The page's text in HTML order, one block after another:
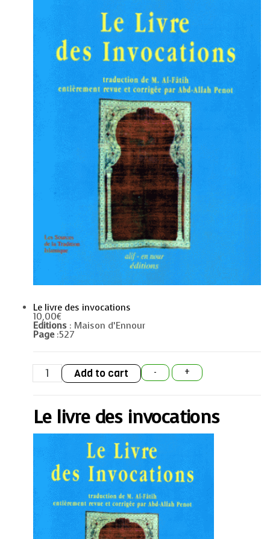
Le livre des invocations
10,00€
Editions : Maison d’Ennour
Page:527
-
Le
livre
des
+
Add to cart
Le livre des invocations